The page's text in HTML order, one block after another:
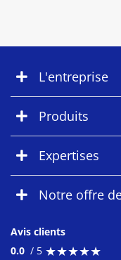
L'entreprise
Produits
Expertises
Notre offre
Avis clients
0.0 / 5 ★★★★★
★★★★★